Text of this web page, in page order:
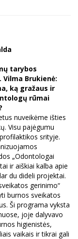
tarybos
Brukienė:
ką gražaus ir
rūmai
nuveikėme išties
Visu pajėgumu
srityje.
„Odontologai
ir aiškiai kalba apie
du dideli projektai.
gerinimo“
burnos sveikatos
Ši programa vyksta
joje dalyvavo
higienistės,
vaikais ir tikrai gali